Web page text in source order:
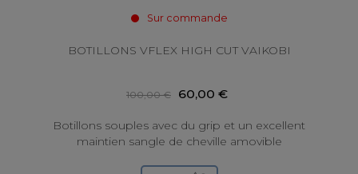
Sur commande
BOTILLONS VFLEX HIGH CUT VAIKOBI
100,00 € 60,00 €
Botillons souples avec du grip et un excellent
maintien sangle de cheville amovible